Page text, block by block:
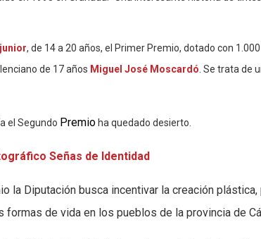
, de 14 a 20 años, el Primer Premio, dotado con
de 17 años Miguel José Moscardó. Se trata de
el Segundo Premio ha quedado desierto.
Señas de Identidad
la Diputación busca incentivar la creación
formas de vida en los pueblos de la provincia de